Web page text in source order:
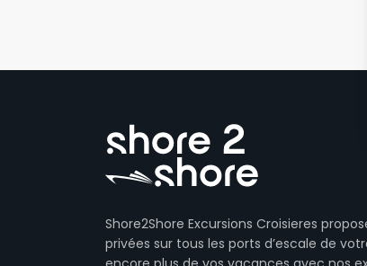
Shore2Shore Excursions Croisieres
privées sur tous les ports d’escale de